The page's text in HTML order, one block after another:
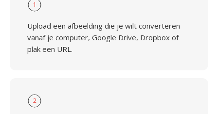
1
Upload een afbeelding die je wilt converteren
vanaf je computer, Google Drive, Dropbox of
plak een URL.
2